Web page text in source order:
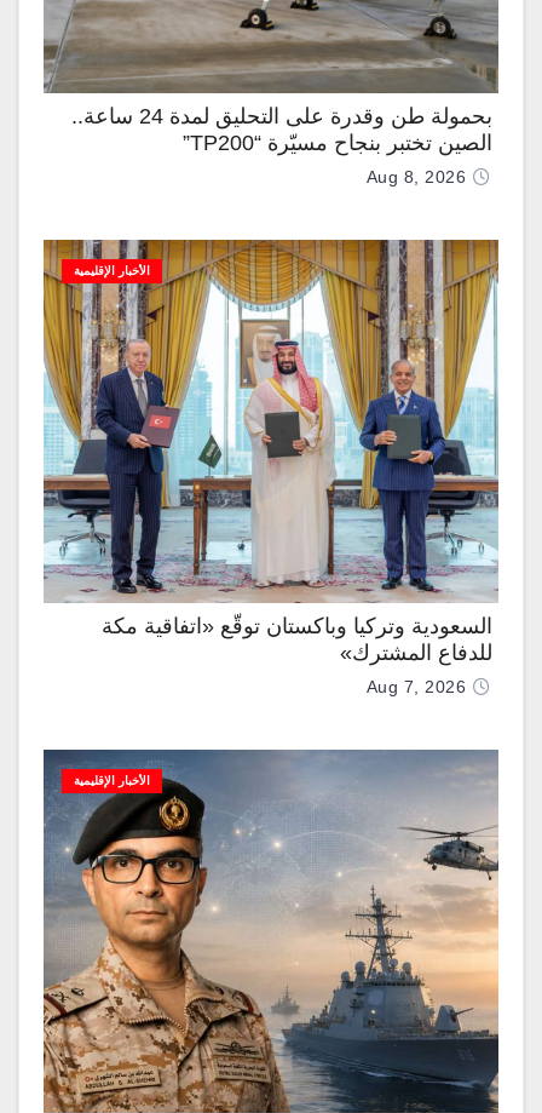
بحمولة طن وقدرة على التحليق لمدة 24 ساعة..
الصين تختبر بنجاح مسيّرة “TP200”
Aug 8, 2026
الأخبار الإقليمية
السعودية وتركيا وباكستان توقّع «اتفاقية مكة
للدفاع المشترك»
Aug 7, 2026
الأخبار الإقليمية